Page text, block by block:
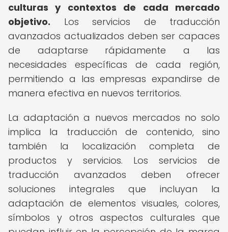
culturas y contextos de cada mercado
objetivo. Los servicios de traducción
avanzados actualizados deben ser capaces
de adaptarse rápidamente a las
necesidades específicas de cada región,
permitiendo a las empresas expandirse de
manera efectiva en nuevos territorios.
La adaptación a nuevos mercados no solo
implica la traducción de contenido, sino
también la localización completa de
productos y servicios. Los servicios de
traducción avanzados deben ofrecer
soluciones integrales que incluyan la
adaptación de elementos visuales, colores,
símbolos y otros aspectos culturales que